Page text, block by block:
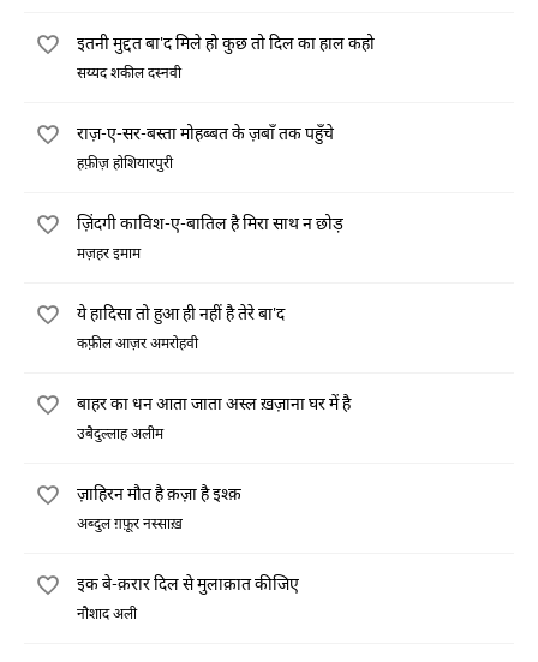
इतनी मुद्दत बा'द मिले हो कुछ तो दिल का हाल कहो
सय्यद शकील दस्नवी
राज़-ए-सर-बस्ता मोहब्बत के ज़बाँ तक पहुँचे
हफ़ीज़ होशियारपुरी
ज़िंदगी काविश-ए-बातिल है मिरा साथ न छोड़
मज़हर इमाम
ये हादिसा तो हुआ ही नहीं है तेरे बा'द
कफ़ील आज़र अमरोहवी
बाहर का धन आता जाता अस्ल ख़ज़ाना घर में है
उबैदुल्लाह अलीम
ज़ाहिरन मौत है क़ज़ा है इश्क़
अब्दुल ग़फ़ूर नस्साख़
इक बे-क़रार दिल से मुलाक़ात कीजिए
नौशाद अली